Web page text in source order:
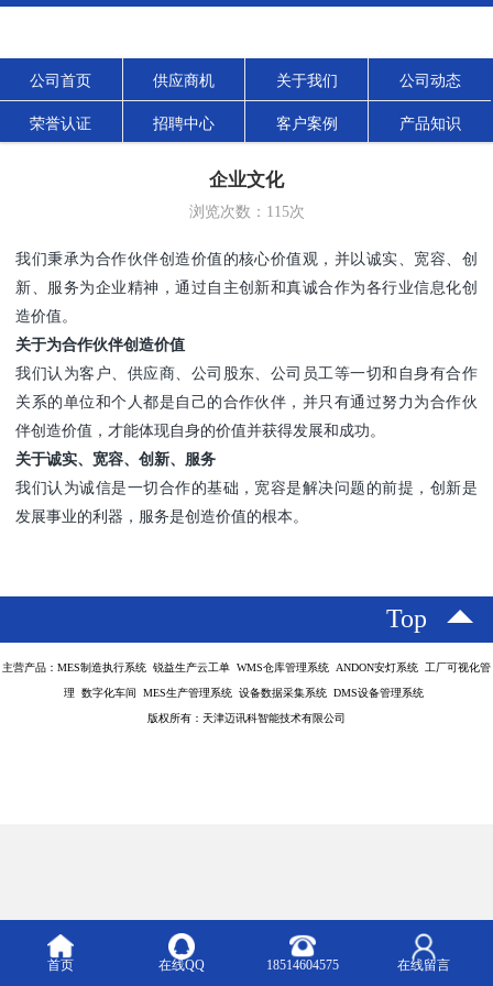
公司首页 供应商机 关于我们 公司动态
荣誉认证 招聘中心 客户案例 产品知识
企业文化
浏览次数： 115次
我们秉承为合作伙伴创造价值的核心价值观，并以诚实、宽容、创
新、服务为企业精神，通过自主创新和真诚合作为各行业信息化创
造价值。
关于为合作伙伴创造价值
我们认为客户、供应商、公司股东、公司员工等一切和自身有合作
关系的单位和个人都是自己的合作伙伴，并只有通过努力为合作伙
伴创造价值，才能体现自身的价值并获得发展和成功。
关于诚实、宽容、创新、服务
我们认为诚信是一切合作的基础，宽容是解决问题的前提，创新是
发展事业的利器，服务是创造价值的根本。
Top
主营产品：MES制造执行系统 锐益生产云工单 WMS仓库管理系统 ANDON安灯系统 工厂可视化管
理 数字化车间 MES生产管理系统 设备数据采集系统 DMS设备管理系统
版权所有：天津迈讯科智能技术有限公司
首页 在线QQ 18514604575 在线留言